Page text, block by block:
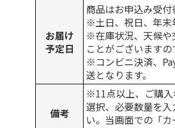
お届け
予定日
商品はお申込み受付
※土日、祝日、年末
※在庫状況、天候や
ことがございますの
※コンビニ決済、
送となります。
備考
※11点以上、ご購
選択、必要数量を
い。当画面での「